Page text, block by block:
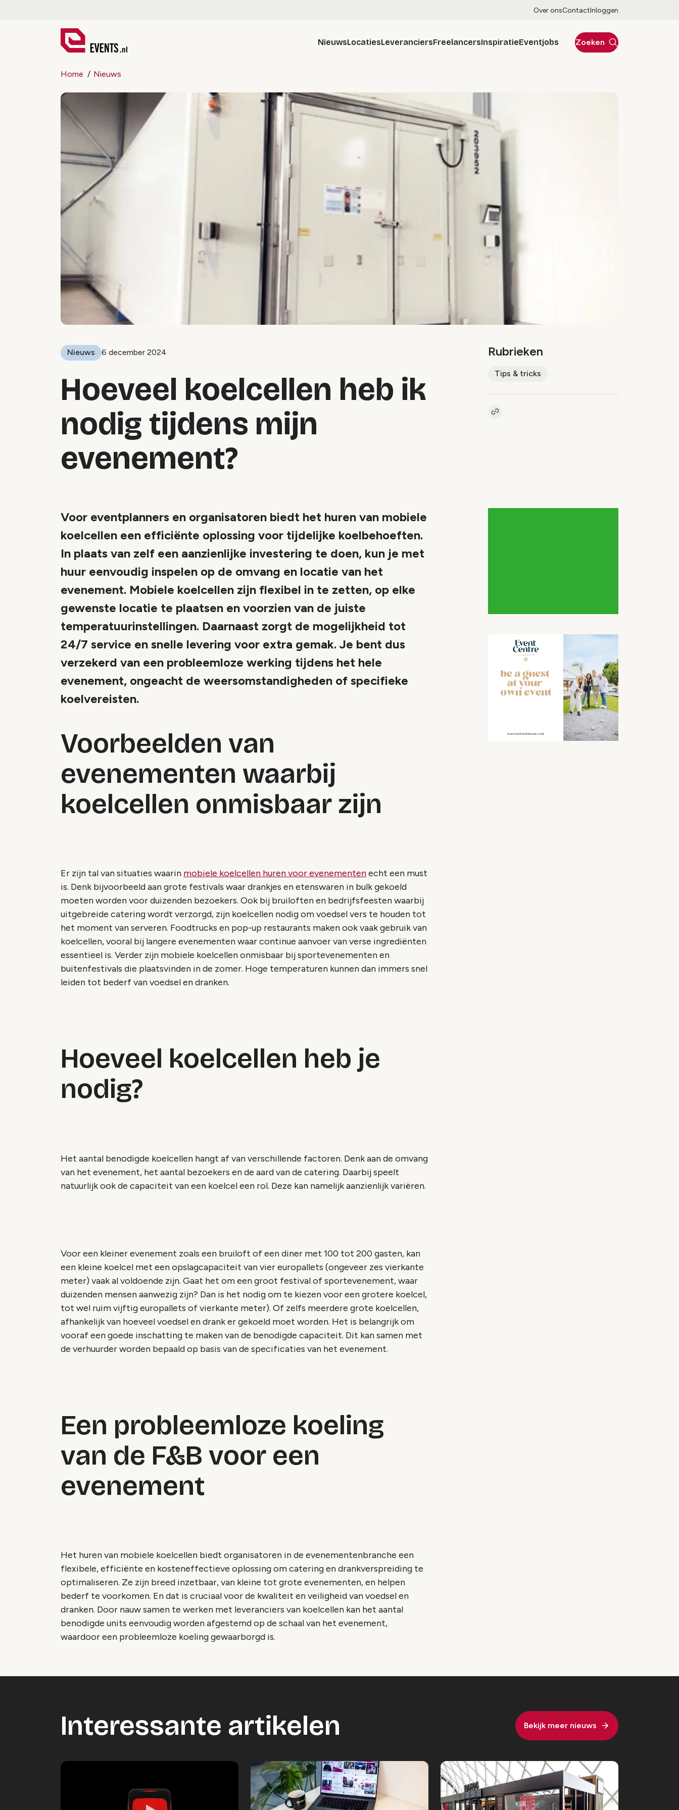
Over onsContactInloggen
NieuwsLocatiesLeveranciersFreelancersInspiratieEventjobs Zoeken
Home Nieuws
Nieuws 6 december 2024
Hoeveel koelcellen heb ik
nodig tijdens mijn
evenement?
Rubrieken
Tips & tricks
Kopieer link naar artikel
Voor eventplanners en organisatoren biedt het huren van mobiele
koelcellen een efficiënte oplossing voor tijdelijke koelbehoeften.
In plaats van zelf een aanzienlijke investering te doen, kun je met
huur eenvoudig inspelen op de omvang en locatie van het
evenement. Mobiele koelcellen zijn flexibel in te zetten, op elke
gewenste locatie te plaatsen en voorzien van de juiste
temperatuurinstellingen. Daarnaast zorgt de mogelijkheid tot
24/7 service en snelle levering voor extra gemak. Je bent dus
verzekerd van een probleemloze werking tijdens het hele
evenement, ongeacht de weersomstandigheden of specifieke
koelvereisten.
Voorbeelden van
evenementen waarbij
koelcellen onmisbaar zijn
Er zijn tal van situaties waarin mobiele koelcellen huren voor evenementenecht een must
is. Denk bijvoorbeeld aan grote festivals waar drankjes en etenswaren in bulk gekoeld
moeten worden voor duizenden bezoekers. Ook bij bruiloften en bedrijfsfeesten waarbij
uitgebreide catering wordt verzorgd, zijn koelcellen nodig om voedsel vers te houden tot
het moment van serveren. Foodtrucks en pop-up restaurants maken ook vaak gebruik van
koelcellen, vooral bij langere evenementen waar continue aanvoer van verse ingrediënten
essentieel is. Verder zijn mobiele koelcellen onmisbaar bij sportevenementen en
buitenfestivals die plaatsvinden in de zomer. Hoge temperaturen kunnen dan immers snel
leiden tot bederf van voedsel en dranken.
Hoeveel koelcellen heb je
nodig?
Het aantal benodigde koelcellen hangt af van verschillende factoren. Denk aan de omvang
van het evenement, het aantal bezoekers en de aard van de catering. Daarbij speelt
natuurlijk ook de capaciteit van een koelcel een rol. Deze kan namelijk aanzienlijk variëren.
Voor een kleiner evenement zoals een bruiloft of een diner met 100 tot 200 gasten, kan
een kleine koelcel met een opslagcapaciteit van vier europallets (ongeveer zes vierkante
meter) vaak al voldoende zijn. Gaat het om een groot festival of sportevenement, waar
duizenden mensen aanwezig zijn? Dan is het nodig om te kiezen voor een grotere koelcel,
tot wel ruim vijftig europallets of vierkante meter). Of zelfs meerdere grote koelcellen,
afhankelijk van hoeveel voedsel en drank er gekoeld moet worden. Het is belangrijk om
vooraf een goede inschatting te maken van de benodigde capaciteit. Dit kan samen met
de verhuurder worden bepaald op basis van de specificaties van het evenement.
Een probleemloze koeling
van de F&B voor een
evenement
Het huren van mobiele koelcellen biedt organisatoren in de evenementenbranche een
flexibele, efficiënte en kosteneffectieve oplossing om catering en drankverspreiding te
optimaliseren. Ze zijn breed inzetbaar, van kleine tot grote evenementen, en helpen
bederf te voorkomen. En dat is cruciaal voor de kwaliteit en veiligheid van voedsel en
dranken. Door nauw samen te werken met leveranciers van koelcellen kan het aantal
benodigde units eenvoudig worden afgestemd op de schaal van het evenement,
waardoor een probleemloze koeling gewaarborgd is.
Interessante artikelen Bekijk meer nieuws